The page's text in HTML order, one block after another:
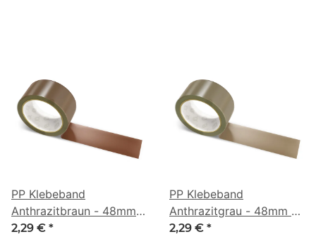
PP Klebeband
Anthrazitbraun - 48mm x
66m - CMYK 0/44/63/69
2,29 € *
PP Klebeband
Anthrazitgrau - 48mm x
66m - CMYK 0/18/38/61
2,29 € *